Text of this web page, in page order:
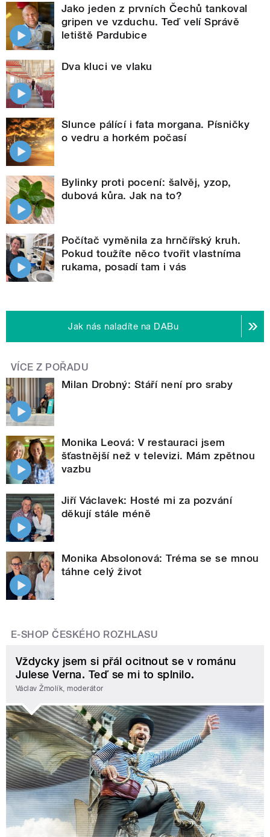
Jako jeden z prvních Čechů tankoval
gripen ve vzduchu. Teď velí Správě
letiště Pardubice
Dva kluci ve vlaku
Slunce pálící i fata morgana. Písničky
o vedru a horkém počasí
Bylinky proti pocení: šalvěj, yzop,
dubová kůra. Jak na to?
Počítač vyměnila za hrnčířský kruh.
Pokud toužíte něco tvořit vlastníma
rukama, posadí tam i vás
Jak nás naladíte na DABu
VÍCE Z POŘADU
Milan Drobný: Stáří není pro sraby
Monika Leová: V restauraci jsem
šťastnější než v televizi. Mám zpětnou
vazbu
Jiří Václavek: Hosté mi za pozvání
děkují stále méně
Monika Absolonová: Tréma se se mnou
táhne celý život
E-SHOP ČESKÉHO ROZHLASU
Vždycky jsem si přál ocitnout se v románu
Julese Verna. Teď se mi to splnilo.
Václav Žmolík, moderátor